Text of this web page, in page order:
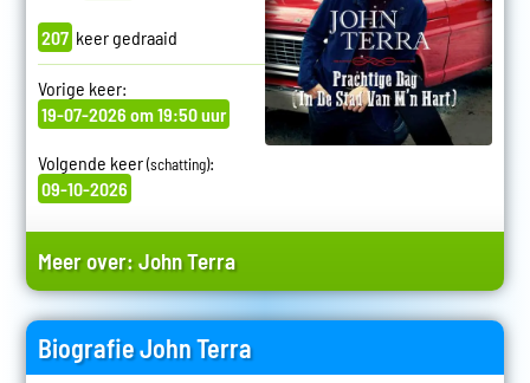
207 keer gedraaid
Vorige keer:
19-07-2026 om 19:50 uur
Volgende keer(schatting):
09-10-2026
Meer over:John Terra
Biografie John Terra